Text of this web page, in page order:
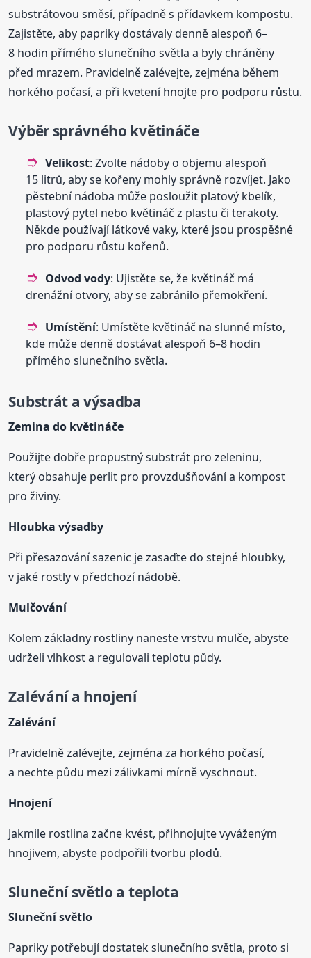
substrátovou směsí, případně s přídavkem kompostu.
Zajistěte, aby papriky dostávaly denně alespoň 6–
8 hodin přímého slunečního světla a byly chráněny
před mrazem. Pravidelně zalévejte, zejména během
horkého počasí, a při kvetení hnojte pro podporu růstu.
Výběr správného květináče
Velikost: Zvolte nádoby o objemu alespoň
15 litrů, aby se kořeny mohly správně rozvíjet. Jako
pěstební nádoba může posloužit platový kbelík,
plastový pytel nebo květináč z plastu či terakoty.
Někde používají látkové vaky, které jsou prospěšné
pro podporu růstu kořenů.
Odvod vody: Ujistěte se, že květináč má
drenážní otvory, aby se zabránilo přemokření.
Umístění: Umístěte květináč na slunné místo,
kde může denně dostávat alespoň 6–8 hodin
přímého slunečního světla.
Substrát a výsadba
Zemina do květináče
Použijte dobře propustný substrát pro zeleninu,
který obsahuje perlit pro provzdušňování a kompost
pro živiny.
Hloubka výsadby
Při přesazování sazenic je zasaďte do stejné hloubky,
v jaké rostly v předchozí nádobě.
Mulčování
Kolem základny rostliny naneste vrstvu mulče, abyste
udrželi vlhkost a regulovali teplotu půdy.
Zalévání a hnojení
Zalévání
Pravidelně zalévejte, zejména za horkého počasí,
a nechte půdu mezi zálivkami mírně vyschnout.
Hnojení
Jakmile rostlina začne kvést, přihnojujte vyváženým
hnojivem, abyste podpořili tvorbu plodů.
Sluneční světlo a teplota
Sluneční světlo
Papriky potřebují dostatek slunečního světla, proto si